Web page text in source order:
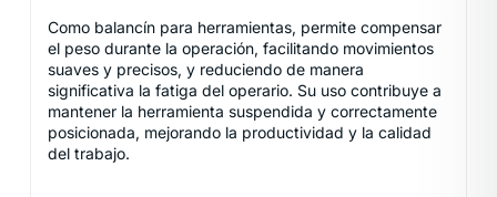
Como balancín para herramientas, permite compensar
el peso durante la operación, facilitando movimientos
suaves y precisos, y reduciendo de manera
significativa la fatiga del operario. Su uso contribuye a
mantener la herramienta suspendida y correctamente
posicionada, mejorando la productividad y la calidad
del trabajo.